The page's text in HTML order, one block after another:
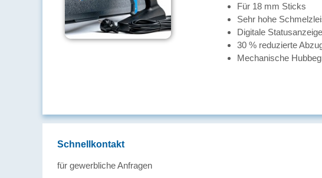
Für 18 mm Sticks
Sehr hohe
Digitale
30 % reduzierte
Mechanische
Schnellkontakt
für gewerbliche Anfragen